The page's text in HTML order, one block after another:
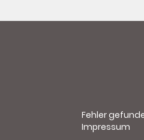
Fehler
Impressum